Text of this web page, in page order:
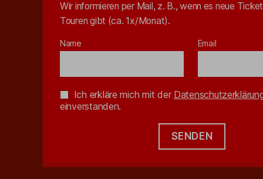
Wir informieren per Mail, z. B., wenn es neue
Touren gibt (ca. 1x/Monat).
Name Email
Ich erkläre mich mit der
einverstanden.
zur Nr. 1 auf St. Pauli gemacht
Perfekter Mix